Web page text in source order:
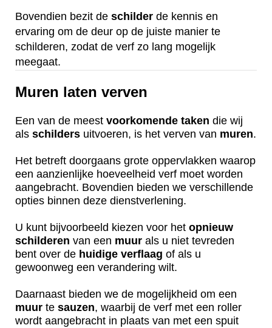
Bovendien bezit de schilder de kennis en
ervaring om de deur op de juiste manier te
schilderen, zodat de verf zo lang mogelijk
meegaat.
Muren laten verven
Een van de meest voorkomende taken die wij
als schilders uitvoeren, is het verven van muren.
Het betreft doorgaans grote oppervlakken waarop
een aanzienlijke hoeveelheid verf moet worden
aangebracht. Bovendien bieden we verschillende
opties binnen deze dienstverlening.
U kunt bijvoorbeeld kiezen voor het opnieuw
schilderen van een muur als u niet tevreden
bent over de huidige verflaag of als u
gewoonweg een verandering wilt.
Daarnaast bieden we de mogelijkheid om een
muur te sauzen, waarbij de verf met een roller
wordt aangebracht in plaats van met een spuit